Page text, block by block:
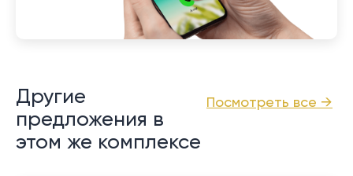
Посмотреть все →
Другие
предложения в
этом же комплексе